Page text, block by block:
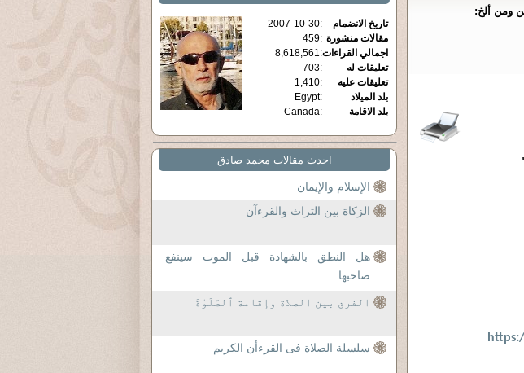
ومن ألخ:
تاريخ الانضمام :
2007-10-30
مقالات منشورة :
459
اجمالي القراءات:
8,618,561
تعليقات له
:
703
تعليقات عليه
:
1,410
بلد الميلاد
:
Egypt
بلد الاقامة
:
Canada
احدث مقالات محمد صادق
الإسلام والإيمان
الزكاة بين التراث والقرءآن
هل النطق بالشهادة قبل الموت سينفع
صاحبها
الفرق بين الصلاة وإقامة ٱلصَّلَوٰةَ
سلسلة الصلاة فى القرءأن الكريم